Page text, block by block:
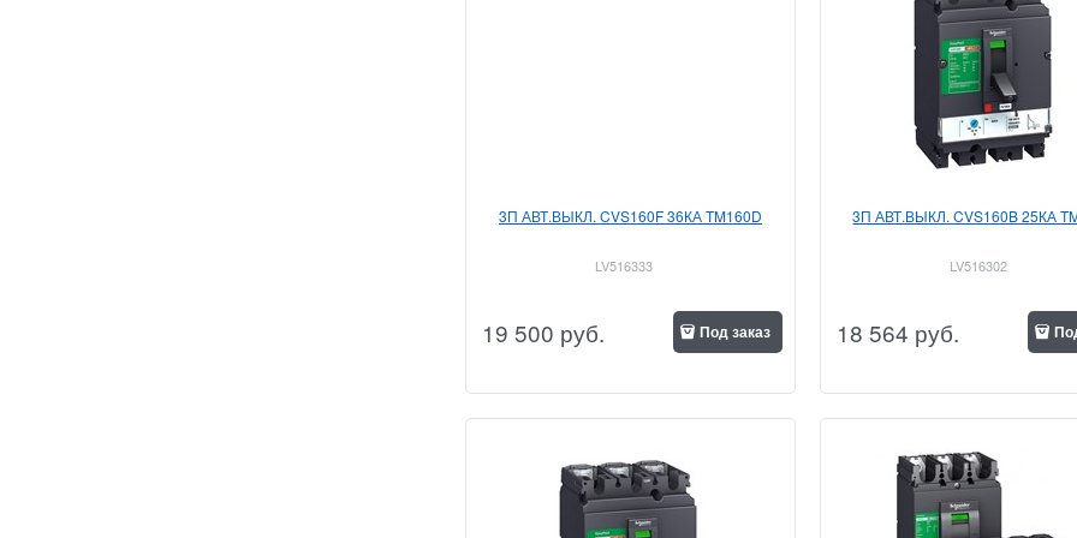
3П АВТ.ВЫКЛ. CVS160F 36КА TM160D
LV516333
19 500 руб. Под заказ
3П АВТ.ВЫКЛ. CVS160B 25КА
LV516302
18 564 руб.